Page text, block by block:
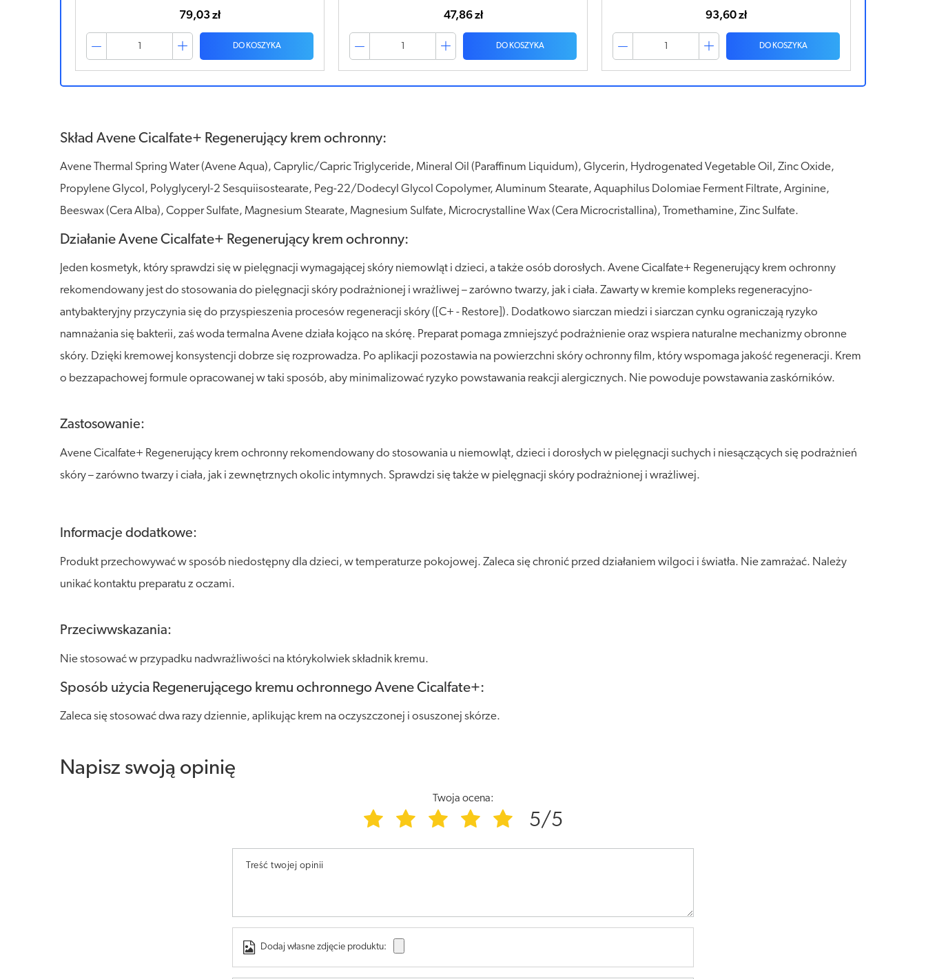
79,03 zł
DO KOSZYKA
47,86 zł
DO KOSZYKA
93,60 zł
DO KOSZYKA
Skład Avene Cicalfate+ Regenerujący krem ochronny:
Avene Thermal Spring Water (Avene Aqua), Caprylic/Capric Triglyceride, Mineral Oil (Paraffinum Liquidum), Glycerin, Hydrogenated Vegetable Oil, Zinc Oxide,
Propylene Glycol, Polyglyceryl-2 Sesquiisostearate, Peg-22/Dodecyl Glycol Copolymer, Aluminum Stearate, Aquaphilus Dolomiae Ferment Filtrate, Arginine,
Beeswax (Cera Alba), Copper Sulfate, Magnesium Stearate, Magnesium Sulfate, Microcrystalline Wax (Cera Microcristallina), Tromethamine, Zinc Sulfate.
Działanie Avene Cicalfate+ Regenerujący krem ochronny:
Jeden kosmetyk, który sprawdzi się w pielęgnacji wymagającej skóry niemowląt i dzieci, a także osób dorosłych. Avene Cicalfate+ Regenerujący krem ochronny
rekomendowany jest do stosowania do pielęgnacji skóry podrażnionej i wrażliwej – zarówno twarzy, jak i ciała. Zawarty w kremie kompleks regeneracyjno-
antybakteryjny przyczynia się do przyspieszenia procesów regeneracji skóry ([C+ - Restore]). Dodatkowo siarczan miedzi i siarczan cynku ograniczają ryzyko
namnażania się bakterii, zaś woda termalna Avene działa kojąco na skórę. Preparat pomaga zmniejszyć podrażnienie oraz wspiera naturalne mechanizmy obronne
skóry. Dzięki kremowej konsystencji dobrze się rozprowadza. Po aplikacji pozostawia na powierzchni skóry ochronny film, który wspomaga jakość regeneracji. Krem
o bezzapachowej formule opracowanej w taki sposób, aby minimalizować ryzyko powstawania reakcji alergicznych. Nie powoduje powstawania zaskórników.
Zastosowanie:
Avene Cicalfate+ Regenerujący krem ochronny rekomendowany do stosowania u niemowląt, dzieci i dorosłych w pielęgnacji suchych i niesączących się podrażnień
skóry – zarówno twarzy i ciała, jak i zewnętrznych okolic intymnych. Sprawdzi się także w pielęgnacji skóry podrażnionej i wrażliwej.
Informacje dodatkowe:
Produkt przechowywać w sposób niedostępny dla dzieci, w temperaturze pokojowej. Zaleca się chronić przed działaniem wilgoci i światła. Nie zamrażać. Należy
unikać kontaktu preparatu z oczami.
Przeciwwskazania:
Nie stosować w przypadku nadwrażliwości na którykolwiek składnik kremu.
Sposób użycia Regenerującego kremu ochronnego Avene Cicalfate+:
Zaleca się stosować dwa razy dziennie, aplikując krem na oczyszczonej i osuszonej skórze.
Napisz swoją opinię
Twoja ocena:
5/5
Treść twojej opinii
Dodaj własne zdjęcie produktu: